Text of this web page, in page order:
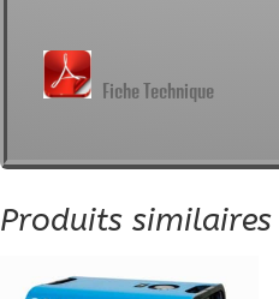
Fiche Technique
Produits similaires